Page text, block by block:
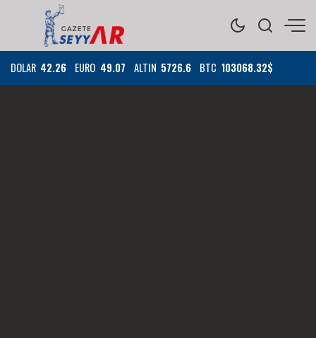
DOLAR 42.26 EURO 49.07 ALTIN 5726.6 BTC 103068.32$